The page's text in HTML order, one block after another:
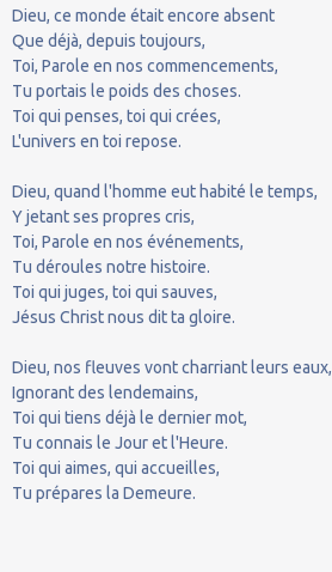
Dieu, ce monde était encore absent
Que déjà, depuis toujours,
Toi, Parole en nos commencements,
Tu portais le poids des choses.
Toi qui penses, toi qui crées,
L'univers en toi repose.
Dieu, quand l'homme eut habité le temps,
Y jetant ses propres cris,
Toi, Parole en nos événements,
Tu déroules notre histoire.
Toi qui juges, toi qui sauves,
Jésus Christ nous dit ta gloire.
Dieu, nos fleuves vont charriant leurs eaux,
Ignorant des lendemains,
Toi qui tiens déjà le dernier mot,
Tu connais le Jour et l'Heure.
Toi qui aimes, qui accueilles,
Tu prépares la Demeure.